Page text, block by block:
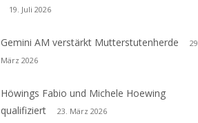
19. Juli 2026
Gemini AM verstärkt Mutterstutenherde
29.
März 2026
Höwings Fabio und Michele Hoewing
qualifiziert
23. März 2026